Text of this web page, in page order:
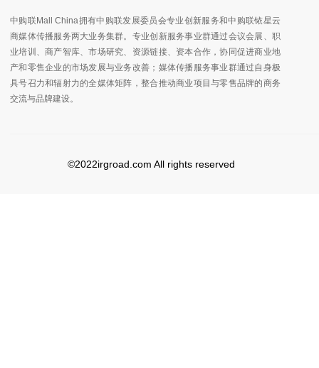
中购联Mall China拥有中购联发展委员会专业创新服务和中购联铱星云
商媒体传播服务两大业务集群。专业创新服务事业群通过会议会展、职
业培训、商产智库、市场研究、资源链接、资本合作，协同促进商业地
产和零售企业的市场发展与业务改善；媒体传播服务事业群通过自身极
具号召力和辐射力的全媒体矩阵，整合推动商业项目与零售品牌的商务
交流与品牌建设。
©2022irgroad.com All rights reserved